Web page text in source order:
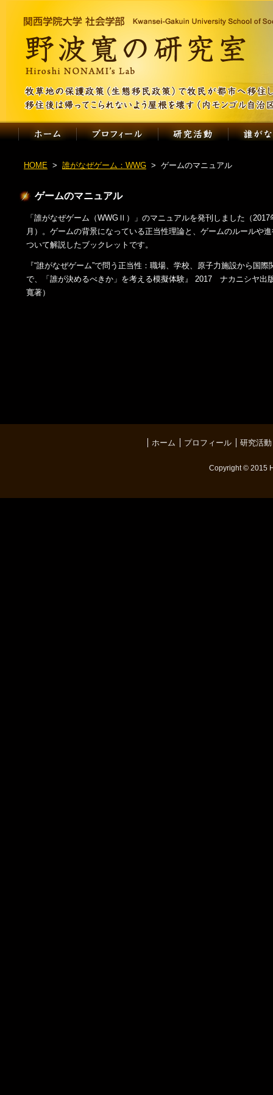
HOME 誰がなぜゲーム：WWG ゲームのマニュアル
ゲームのマニュアル
「誰がなぜゲーム（WWGⅡ）」のマニュアルを発刊しました（2017
月）。ゲームの背景になっている正当性理論と、ゲームのルールや
ついて解説したブックレットです。
『“誰がなぜゲーム”で問う正当性：職場、学校、原子力施設から国際
で、「誰が決めるべきか」を考える模擬体験』 2017 ナカニシヤ出
寬著）
ホーム プロフィール 研究活動
Copyright © 2015